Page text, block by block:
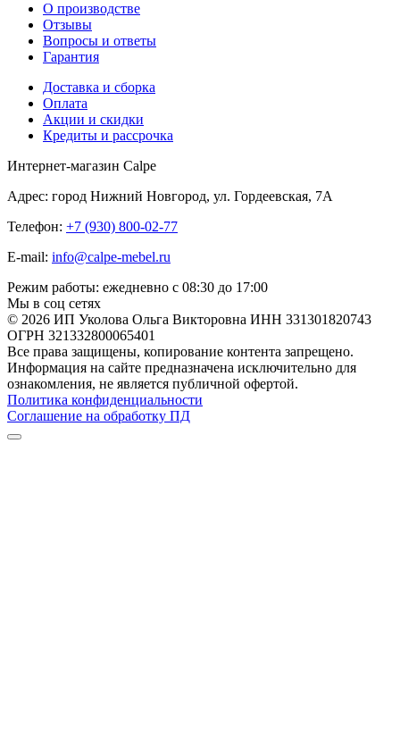
О производстве
Отзывы
Вопросы и ответы
Гарантия
Доставка и сборка
Оплата
Акции и скидки
Кредиты и рассрочка
Интернет-магазин Calpe
Адрес: город Нижний Новгород, ул. Гордеевская, 7А
Телефон: +7 (930) 800-02-77
E-mail: info@calpe-mebel.ru
Режим работы: ежедневно с 08:30 до 17:00
Мы в соц сетях
© 2026 ИП Уколова Ольга Викторовна ИНН 331301820743
ОГРН 321332800065401
Все права защищены, копирование контента запрещено.
Информация на сайте предназначена исключительно для
ознакомления, не является публичной офертой.
Политика конфиденциальности
Соглашение на обработку ПД